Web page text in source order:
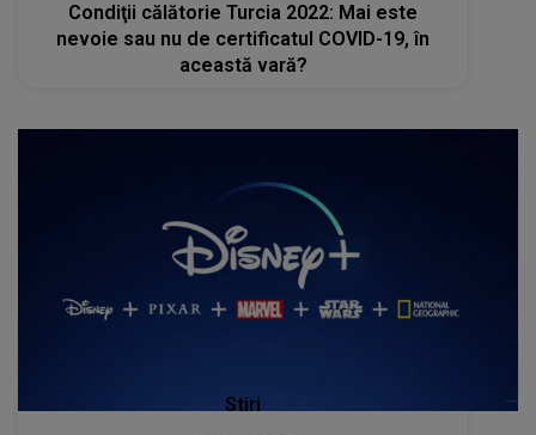
Condiţii călătorie Turcia 2022: Mai este
nevoie sau nu de certificatul COVID-19, în
această vară?
Stiri